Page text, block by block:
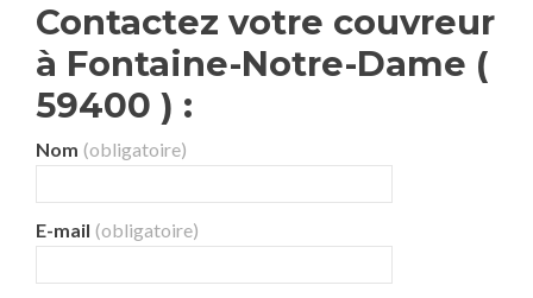
Contactez votre couvreur
à Fontaine-Notre-Dame (
59400 ) :
Nom (obligatoire)
E-mail (obligatoire)